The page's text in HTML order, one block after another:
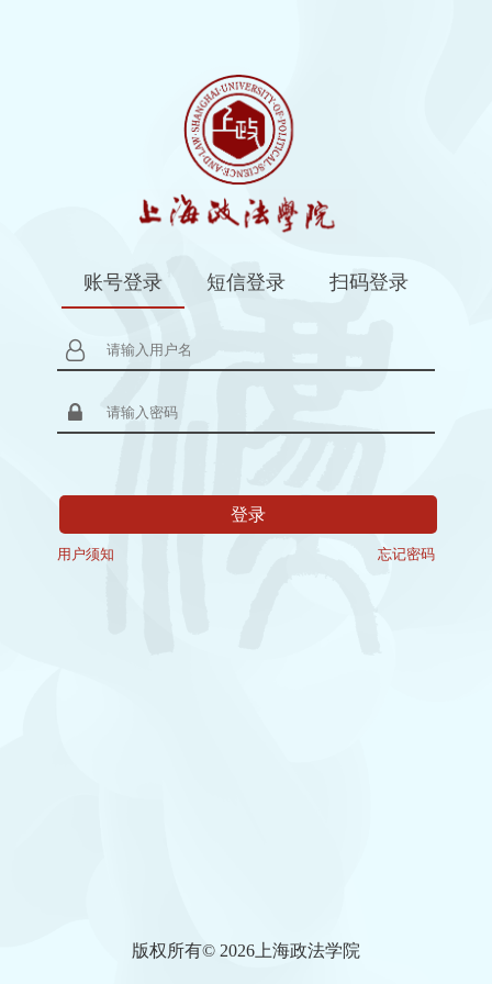
账号登录 短信登录 扫码登录
用户须知 忘记密码
版权所有©️ 2026上海政法学院